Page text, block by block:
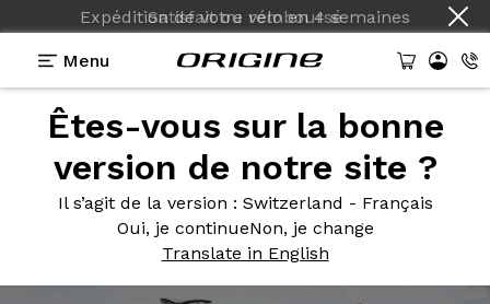
Satisfait ou remboursé
Expédition de votre véloen4 semaines
Menu
Êtes-vous sur la bonne
version de notre site ?
Il s’agit de la version : Switzerland - Français
Oui, je continueNon, je change
Translate in English
Photos> Bleu Océan
BleuOcéan